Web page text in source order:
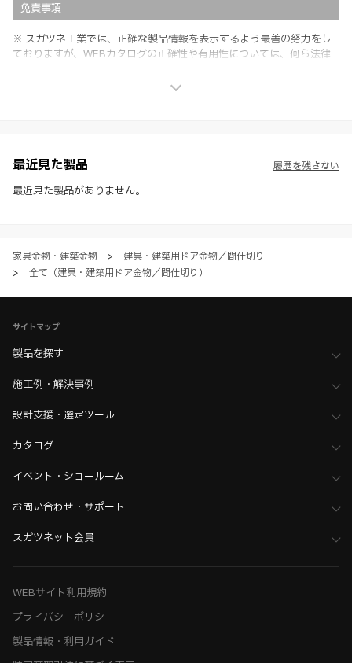
免責事項
※ スガツネ工業では、正確な製品情報を表示するよう最善の努力をし
ておりますが、WEBカタログの正確性や有用性については、何ら法律
社製品の使用ご検討、又は販売促進目的の利用に限ります。
※ 本WEBサイト製品情報のご利用にあたっては、WEBサイト利用規
約、プライバシーポリシー、製品情報ガイドをご確認いただき、内容の
最近見た製品
最近見た製品がありません。
履歴を残さない
家具金物・建築金物 >
建具・建築用ドア金物／間仕切り
>
全て（建具・建築用ドア金物／間仕切り）
サイトマップ
製品を探す
施工例・解決事例
設計支援・選定ツール
カタログ
イベント・ショールーム
お問い合わせ・サポート
スガツネット会員
WEBサイト利用規約
プライバシーポリシー
製品情報・利用ガイド